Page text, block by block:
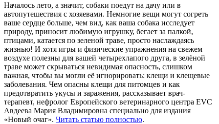
Началось лето, а значит, собаки поедут на дачу или в
автопутешествия с хозяевами. Немногие вещи могут согреть
ваше сердце больше, чем вид, как ваша собака исследует
природу, приносит любимую игрушку, бегает за палкой,
птицами, катается по зеленой траве, просто наслаждаясь
жизнью! И хотя игры и физические упражнения на свежем
воздухе полезны для вашей четырехлапого друга, в зелёной
траве может скрываться невидимая опасность, слишком
важная, чтобы вы могли её игнорировать: клещи и клещевые
заболевания. Чем опасны клещи для питомцев и как
предотвратить укусы и заражения, рассказывает врач-
терапевт, нефролог Европейского ветеринарного центра EVC
Авдеева Мария Владимировна специально для издания
«Новый очаг». Читать статью полностью.